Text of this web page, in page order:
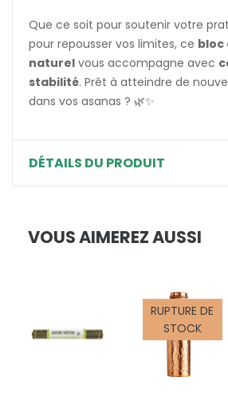
Que ce soit pour soutenir votre
pour repousser vos limites, ce bloc
naturel vous accompagne avec
stabilité. Prêt à atteindre de
dans vos asanas ? 🌿✨
DÉTAILS DU PRODUIT
VOUS AIMEREZ AUSSI
RUPTURE DE
STOCK